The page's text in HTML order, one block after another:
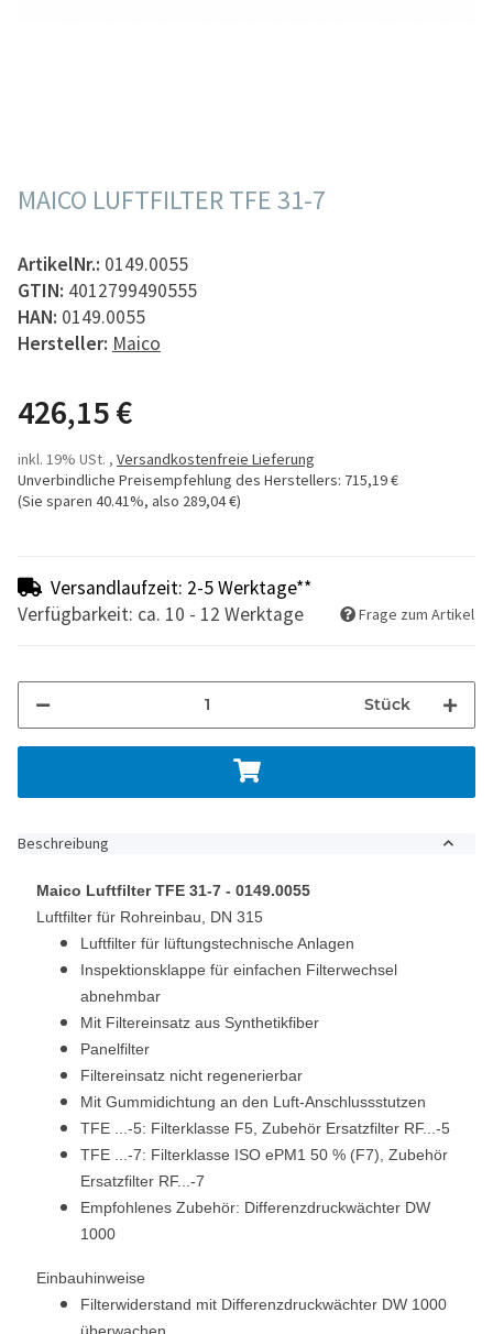
MAICO LUFTFILTER TFE 31-7
ArtikelNr.: 0149.0055
GTIN: 4012799490555
HAN: 0149.0055
Hersteller: Maico
426,15 €
inkl. 19% USt. , Versandkostenfreie Lieferung
Unverbindliche Preisempfehlung des Herstellers: 715,19 €
(Sie sparen 40.41%, also 289,04 €)
Versandlaufzeit: 2-5 Werktage**
Verfügbarkeit: ca. 10 - 12 Werktage
Frage zum Artikel
Stück
Beschreibung
Maico LuftfilterTFE 31-7 - 0149.0055
Luftfilter für Rohreinbau, DN 315
Luftfilter für lüftungstechnische Anlagen
Inspektionsklappe für einfachen Filterwechsel
abnehmbar
Mit Filtereinsatz aus Synthetikfiber
Panelfilter
Filtereinsatz nicht regenerierbar
Mit Gummidichtung an den Luft-Anschlussstutzen
TFE ...-5: Filterklasse F5, Zubehör Ersatzfilter RF...-5
TFE ...-7: Filterklasse ISO ePM1 50 % (F7), Zubehör
Ersatzfilter RF...-7
Empfohlenes Zubehör: Differenzdruckwächter DW
1000
Einbauhinweise
Filterwiderstand mit Differenzdruckwächter DW 1000
überwachen